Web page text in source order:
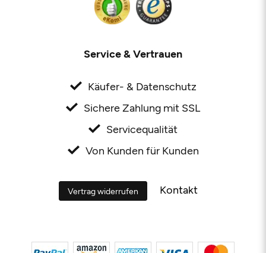
Service & Vertrauen
Käufer- & Datenschutz
Sichere Zahlung mit SSL
Servicequalität
Von Kunden für Kunden
Vertrag widerrufen Kontakt